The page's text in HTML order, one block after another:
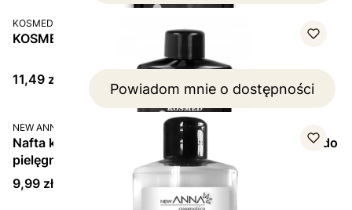
PRODUCENT
KOSMED
KOSMED Nafta kosmetyczna zwykła (150 ml)
Cena
11,49 zł
Powiadom mnie o dostępności
PRODUCENT
NEW ANNA
Nafta kosmetyczna z sokiem z pokrzywy – produkt do
pielęgnacji włosów (160 ml)
Cena
9,99 zł